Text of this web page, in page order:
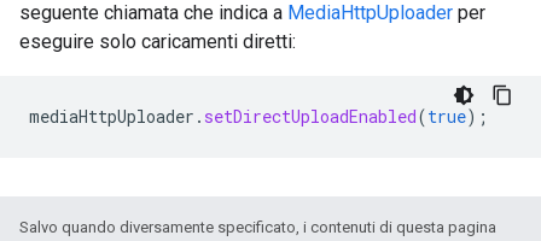
seguente chiamata che indica a MediaHttpUploader per
eseguire solo caricamenti diretti:
mediaHttpUploader . setDirectUploadEnabled(true);
Salvo quando diversamente specificato, i contenuti di questa pagina